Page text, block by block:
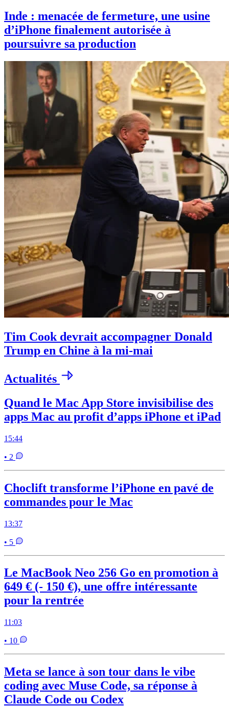
Inde : menacée de fermeture, une usine
d’iPhone finalement autorisée à
poursuivre sa production
Tim Cook devrait accompagner Donald
Trump en Chine à la mi-mai
Actualités
Quand le Mac App Store invisibilise des
apps Mac au profit d’apps iPhone et iPad
15:44
• 2
Choclift transforme l’iPhone en pavé de
commandes pour le Mac
13:37
• 5
Le MacBook Neo 256 Go en promotion à
649 € (- 150 €), une offre intéressante
pour la rentrée
11:03
• 10
Meta se lance à son tour dans le vibe
coding avec Muse Code, sa réponse à
Claude Code ou Codex